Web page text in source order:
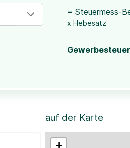
= Steuermess-
x Hebesatz
Gewerbesteuer
auf der Karte